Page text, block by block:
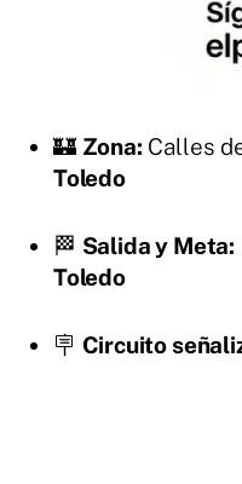
🏰 Zona: Calles
Toledo
🏁 Salida y Meta:
Toledo
🪧 Circuito